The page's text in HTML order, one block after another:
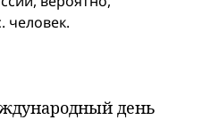
человек.
день